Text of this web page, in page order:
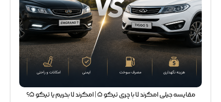
مقایسه جیلی امگرند 7 با چری تیگو 5 | امگرند 7 بخریم یا تیگو 5؟